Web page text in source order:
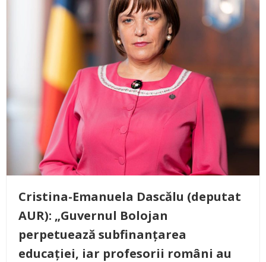
Cristina-Emanuela Dascălu (deputat
AUR): „Guvernul Bolojan
perpetuează subfinanțarea
educației, iar profesorii români au